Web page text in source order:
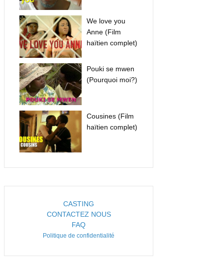
We love you
Anne (Film
haïtien complet)
Pouki se mwen
(Pourquoi moi?)
Cousines (Film
haïtien complet)
CASTING
CONTACTEZ NOUS
FAQ
Politique de confidentialité